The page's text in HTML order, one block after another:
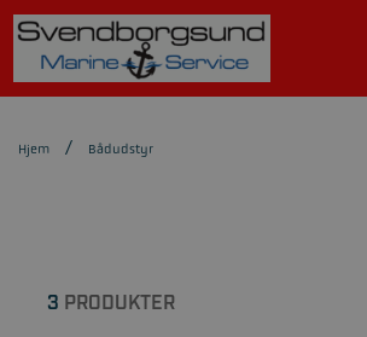
Hjem Bådudstyr
3 PRODUKTER